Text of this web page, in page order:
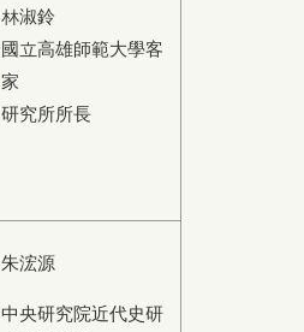
林淑鈴
國立高雄師範大學客
家
研究所所長
朱浤源
中央研究院近代史研